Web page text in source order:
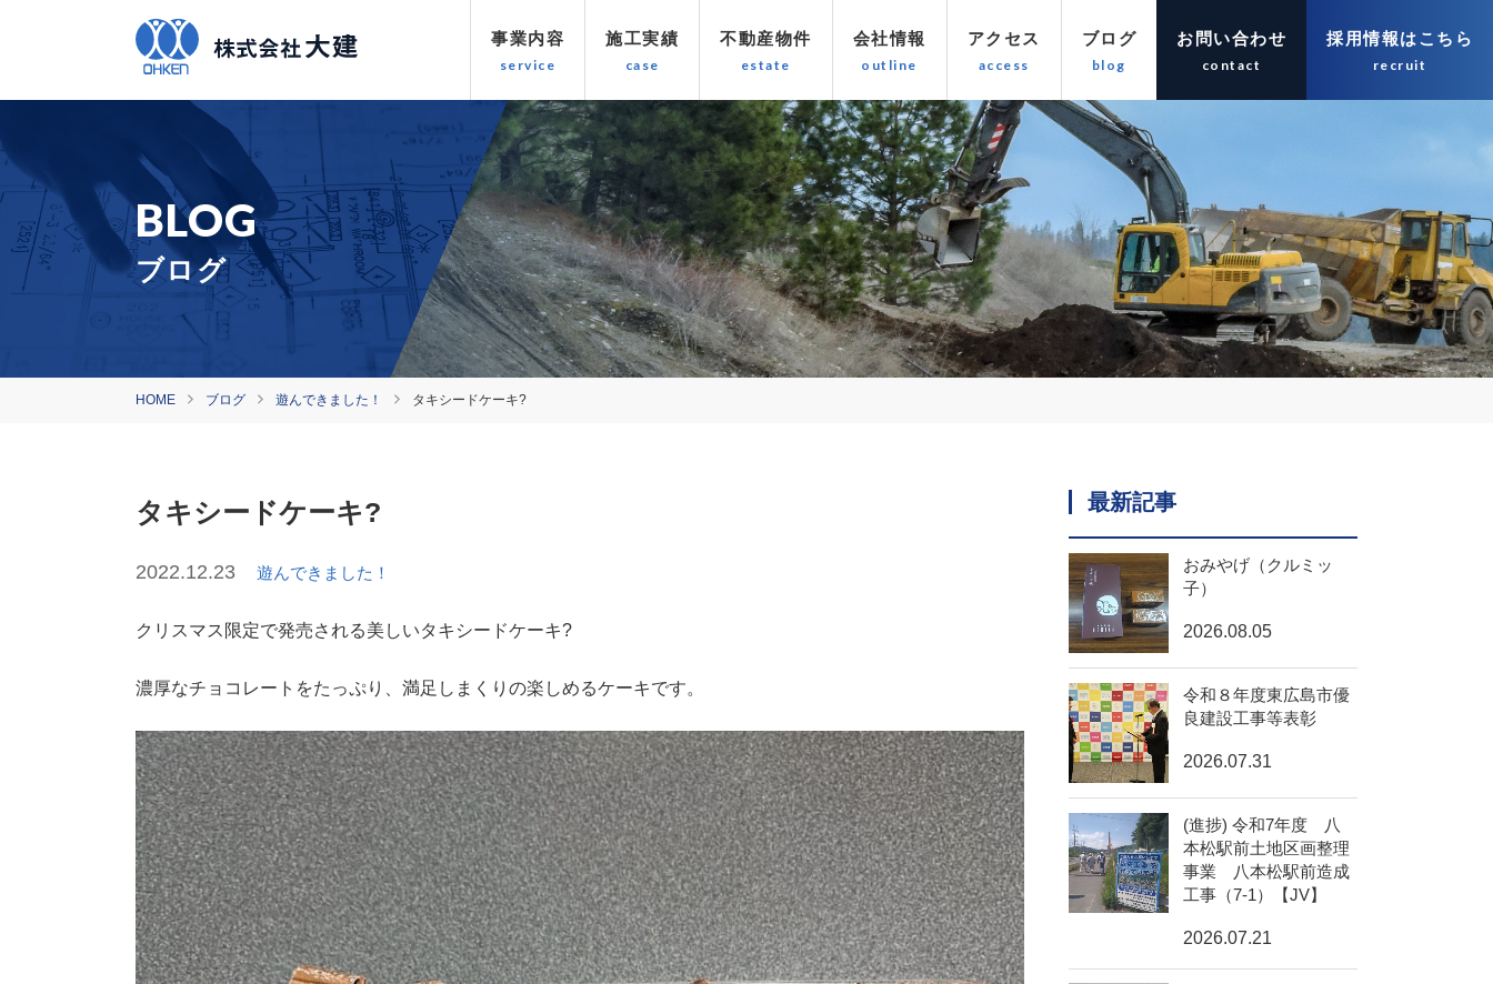
事業内容 施工実績 不動産物件 会社情報 アクセス ブログ お問い合わせ 採用情報はこちら
ブログ
HOME ブログ 遊んできました！ タキシードケーキ?
タキシードケーキ?
2022.12.23 遊んできました！
クリスマス限定で発売される美しいタキシードケーキ?
濃厚なチョコレートをたっぷり、満足しまくりの楽しめるケーキです。
最新記事
おみやげ（クルミッ
子）
2026.08.05
令和８年度東広島市優
良建設工事等表彰
2026.07.31
(進捗) 令和7年度 八
本松駅前土地区画整理
事業 八本松駅前造成
工事（7-1）【JV】
2026.07.21